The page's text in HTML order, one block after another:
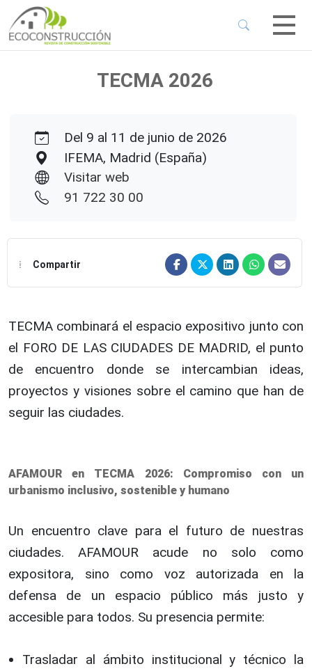
Menu
Menu
TECMA 2026
Del 9 al 11 de junio de 2026
IFEMA, Madrid (España)
Visitar web
91 722 30 00
Compartir
TECMA combinará el espacio expositivo junto con
el FORO DE LAS CIUDADES DE MADRID, el punto
de encuentro donde se intercambian ideas,
proyectos y visiones sobre el camino que han de
seguir las ciudades.
AFAMOUR en TECMA 2026: Compromiso con un
urbanismo inclusivo, sostenible y humano
Un encuentro clave para el futuro de nuestras
ciudades. AFAMOUR acude no solo como
expositora, sino como voz autorizada en la
defensa de un espacio público más justo y
accesible para todos. Su presencia permite:
Trasladar al ámbito institucional y técnico la